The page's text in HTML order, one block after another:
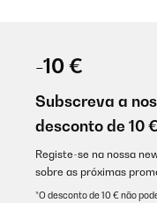
-10 €
Subscreva a
desconto de 10
Registe-se na nossa
sobre as próximas
*O desconto de 10 € não